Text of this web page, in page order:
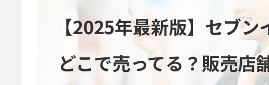
【2025年最新版】セブ
どこで売ってる？販売店